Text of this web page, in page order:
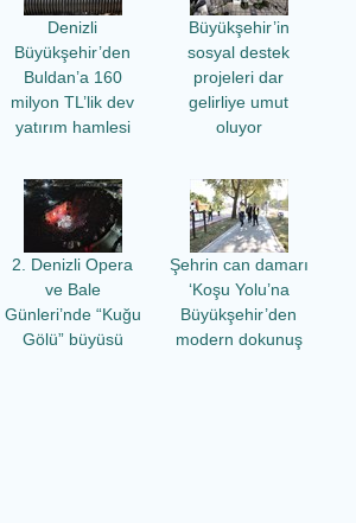
Denizli
Büyükşehir’den
Buldan’a 160
milyon TL’lik dev
yatırım hamlesi
Büyükşehir’in
sosyal destek
projeleri dar
gelirliye umut
oluyor
2. Denizli Opera
ve Bale
Günleri’nde “Kuğu
Gölü” büyüsü
Şehrin can damarı
‘Koşu Yolu’na
Büyükşehir’den
modern dokunuş